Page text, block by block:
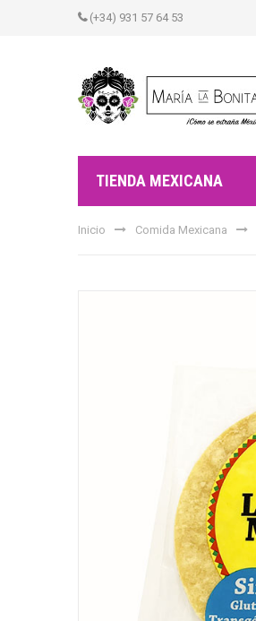
(+34) 931 57 64 53
TIENDA MEXICANA
Inicio Comida Mexicana